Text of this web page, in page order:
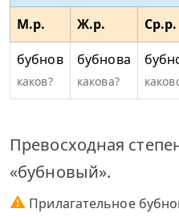
М.р. Ж.р.
Ср.р.
бубнов
каков?
бубнова
какова?
Превосходная
«бубновый».
⚠ Прилагательное